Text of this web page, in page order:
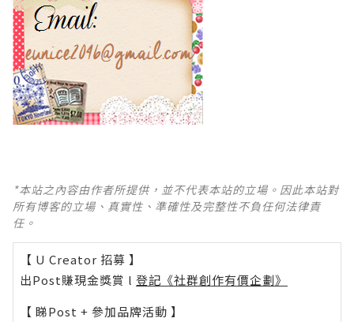
*本站之內容由作者所提供，並不代表本站的立場。因此本站對
所有博客的立場、真實性、準確性及完整性不負任何法律責
任。
【 U Creator 招募 】
出Post賺現金獎賞 l 登記《社群創作有價企劃》
【 睇Post + 參加品牌活動 】